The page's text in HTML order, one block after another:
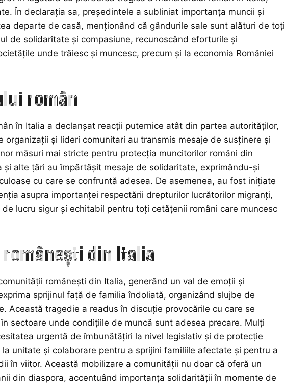
În declarația sa, președintele a subliniat importanța muncii și
departe de casă, menționând că gândurile sale sunt alături de toți
de solidaritate și compasiune, recunoscând eforturile și
unde trăiesc și muncesc, precum și la economia României
român
în Italia a declanșat reacții puternice atât din partea autorităților,
și lideri comunitari au transmis mesaje de susținere și
măsuri mai stricte pentru protecția muncitorilor români din
alte țări au împărtășit mesaje de solidaritate, exprimându-și
cu care se confruntă adesea. De asemenea, au fost inițiate
asupra importanței respectării drepturilor lucrătorilor migranți,
lucru sigur și echitabil pentru toți cetățenii români care muncesc
din Italia
românești din Italia, generând un val de emoții și
sprijinul față de familia îndoliată, organizând slujbe de
Această tragedie a readus în discuție provocările cu care se
sectoare unde condițiile de muncă sunt adesea precare. Mulți
urgentă de îmbunătățiri la nivel legislativ și de protecție
unitate și colaborare pentru a sprijini familiile afectate și pentru a
în viitor. Această mobilizare a comunității nu doar că oferă un
din diaspora, accentuând importanța solidarității în momente de